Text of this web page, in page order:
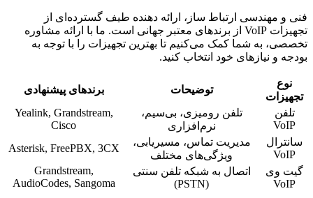
فنی و مهندسی ارتباط ساز، ارائه دهنده طیف گسترده‌ای از
تجهیزات VoIP از برندهای معتبر جهانی است. ما با ارائه مشاوره
تخصصی، به شما کمک می‌کنیم تا بهترین تجهیزات را با توجه به
بودجه و نیازهای خود انتخاب کنید.
نوع
تجهیزات
توضیحات
برندهای پیشنهادی
تلفن
VoIP
تلفن رومیزی، بی‌سیم،
نرم‌افزاری
Yealink, Grandstream,
Cisco
سانترال
VoIP
مدیریت تماس، مسیریابی،
ویژگی‌های مختلف
Asterisk, FreePBX, 3CX
گیت وی
VoIP
اتصال به شبکه تلفن سنتی
(PSTN)
Grandstream,
AudioCodes, Sangoma